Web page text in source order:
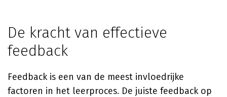
De kracht van effectieve
feedback
Feedback is een van de meest invloedrijke
factoren in het leerproces. De juiste feedback op